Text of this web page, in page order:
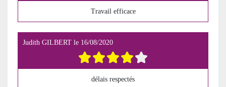
Travail efficace
Judith GILBERT le 16/08/2020
délais respectés